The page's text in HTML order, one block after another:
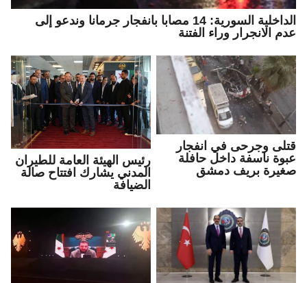
الداخلية السورية: 14 مصابا بانفجار جرمانا وندعو إلى
عدم الانجرار وراء الفتنة
قتلى وجرحى في انفجار
عبوة ناسفة داخل حافلة
صغيرة بريف دمشق
رئيس الهيئة العامة للطيران
المدني يشارك افتتاح صالة
الضيافة